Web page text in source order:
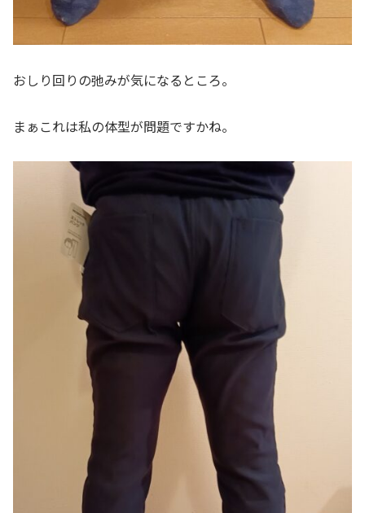
おしり回りの弛みが気になるところ。
まぁこれは私の体型が問題ですかね。